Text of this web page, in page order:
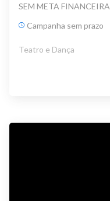
SEM META FINANCEIRA
Campanha sem prazo
Teatro e Dança